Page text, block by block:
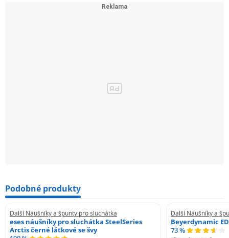
Podobné produkty
Další Náušníky a špunty pro sluchátka
eses náušníky pro sluchátka SteelSeries
Arctis černé látkové se švy
Další Náušníky a
Beyerdynamic
73 %